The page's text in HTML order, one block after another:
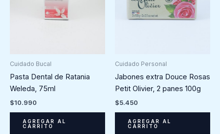
Cuidado Bucal
Pasta Dental de Ratania
Weleda, 75ml
$10.990
AGREGAR AL
CARRITO
Cuidado Personal
Jabones extra Douce Rosas
Petit Olivier, 2 panes 100g
$5.450
AGREGAR AL
CARRITO